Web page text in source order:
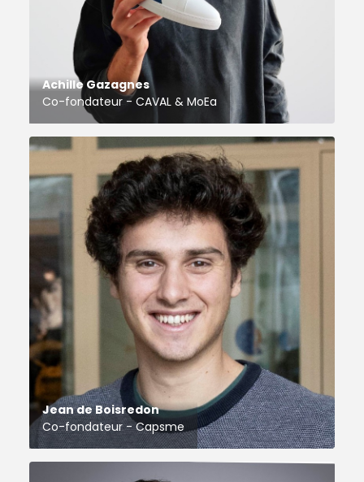
Achille Gazagnes
Co-fondateur - CAVAL & MoEa
Jean de Boisredon
Co-fondateur - Capsme